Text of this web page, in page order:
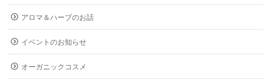
アロマ＆ハーブのお話
イベントのお知らせ
オーガニックコスメ